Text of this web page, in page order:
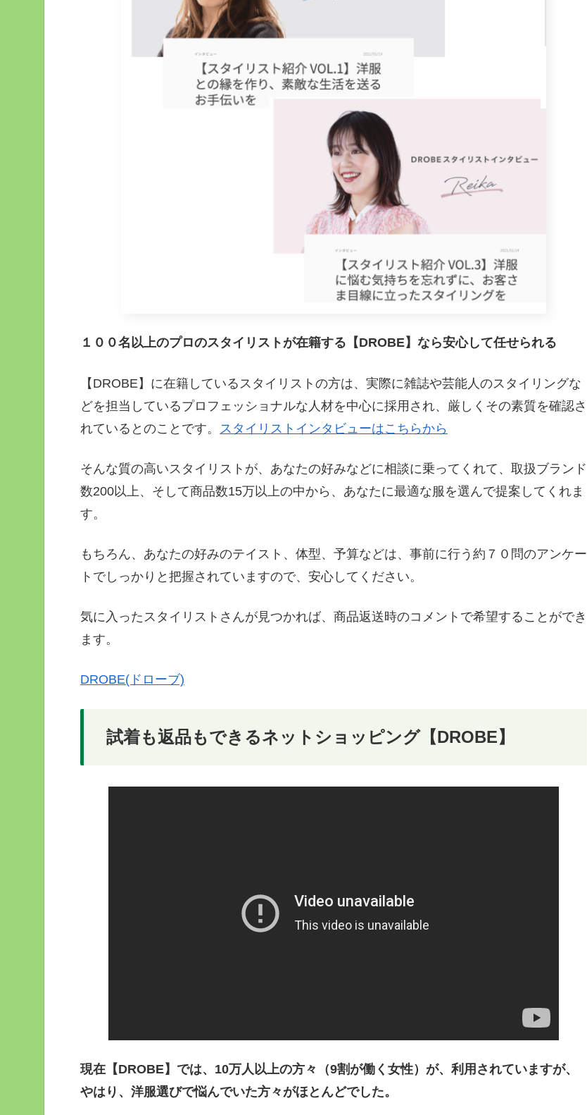
１００名以上のプロのスタイリストが在籍する【DROBE】なら安心して任せられる
【DROBE】に在籍しているスタイリストの方は、実際に雑誌や芸能人のスタイリングな
どを担当しているプロフェッショナルな人材を中心に採用され、厳しくその素質を確認さ
れているとのことです。
スタイリストインタビューはこちらから
そんな質の高いスタイリストが、あなたの好みなどに相談に乗ってくれて、取扱ブランド
数200以上、そして商品数15万以上の中から、あなたに最適な服を選んで提案してくれま
す。
もちろん、あなたの好みのテイスト、体型、予算などは、事前に行う約７０問のアンケー
トでしっかりと把握されていますので、安心してください。
気に入ったスタイリストさんが見つかれば、商品返送時のコメントで希望することができ
ます。
DROBE(ドローブ)
試着も返品もできるネットショッピング【DROBE】
現在【DROBE】では、10万人以上の方々（9割が働く女性）が、利用されていますが、
やはり、洋服選びで悩んでいた方々がほとんどでした。